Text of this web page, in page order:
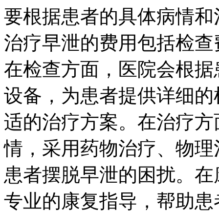
要根据患者的具体病情
治疗早泄的费用包括检
在检查方面，医院会根
设备，为患者提供详细
适的治疗方案。在治疗
情，采用药物治疗、物
患者摆脱早泄的困扰。
专业的康复指导，帮助